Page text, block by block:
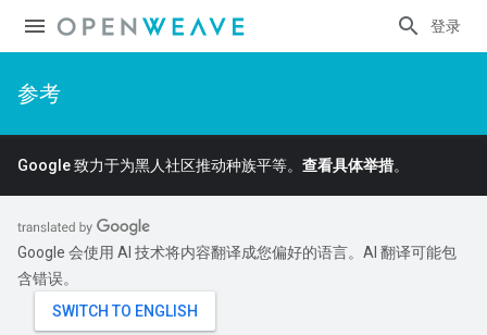
登录
参考
Google 致力于为黑人社区推动种族平等。 查看具体举措。
Google 会使用 AI 技术将内容翻译成您偏好的语言。AI 翻译可能包
含错误。